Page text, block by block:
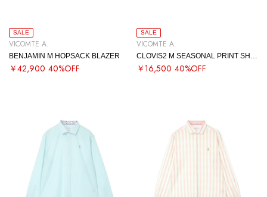
SALE
VICOMTE A.
BENJAMIN M HOPSACK BLAZER
￥42,900 40%OFF
SALE
VICOMTE A.
￥16,500 40%OFF